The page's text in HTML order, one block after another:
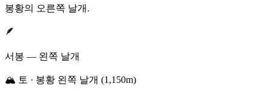
봉황의 오른쪽 날개.
🪶
서봉 — 왼쪽 날개
🏔️ 토 · 봉황 왼쪽 날개 (1,150m)